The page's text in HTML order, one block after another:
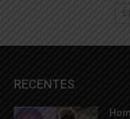
RECENTES